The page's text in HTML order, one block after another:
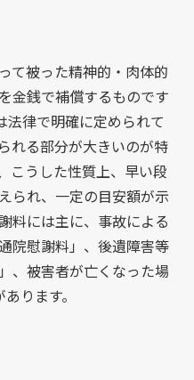
て被った精神的・肉体的
金銭で補償するものです
法律で明確に定められて
れる部分が大きいのが特
こうした性質上、早い段
られ、一定の目安額が示
料には主に、事故による
院慰謝料」、後遺障害等
、被害者が亡くなった場
ります。